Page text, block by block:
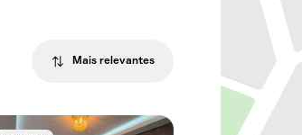
Mais relevantes